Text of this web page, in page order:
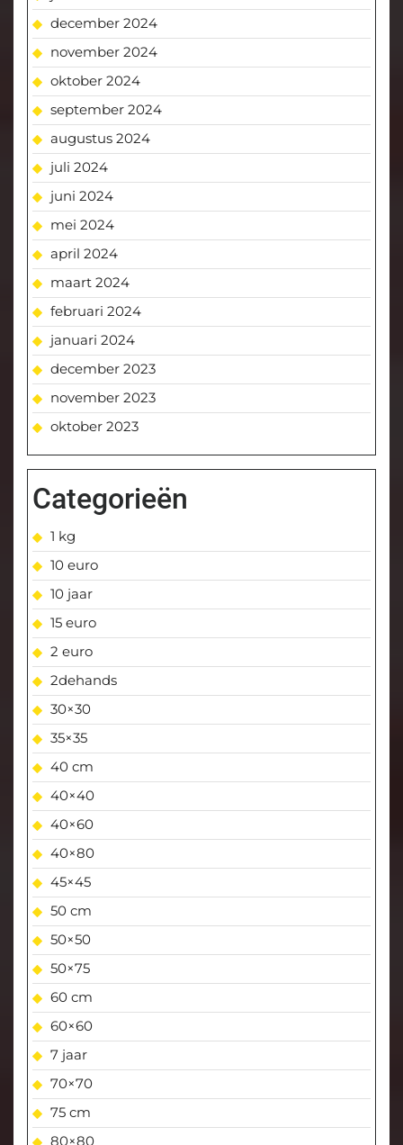
december 2024
november 2024
oktober 2024
september 2024
augustus 2024
juli 2024
juni 2024
mei 2024
april 2024
maart 2024
februari 2024
januari 2024
december 2023
november 2023
oktober 2023
Categorieën
1 kg
10 euro
10 jaar
15 euro
2 euro
2dehands
30×30
35×35
40 cm
40×40
40×60
40×80
45×45
50 cm
50×50
50×75
60 cm
60×60
7 jaar
70×70
75 cm
80×80